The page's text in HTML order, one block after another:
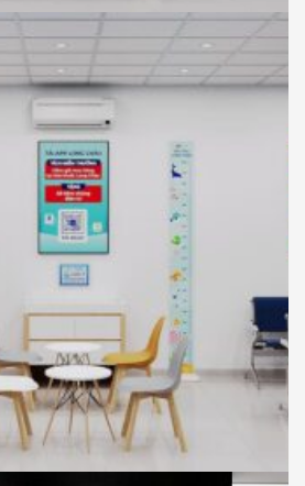
3D Trung Tâm Tiêm
, Chơn Thành, Bình
CHÂU THIẾT KẾ
3D Trung Tâm Tiêm